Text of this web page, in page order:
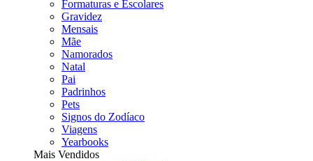
Formaturas e Escolares
Gravidez
Mensais
Mãe
Namorados
Natal
Pai
Padrinhos
Pets
Signos do Zodíaco
Viagens
Yearbooks
Mais Vendidos